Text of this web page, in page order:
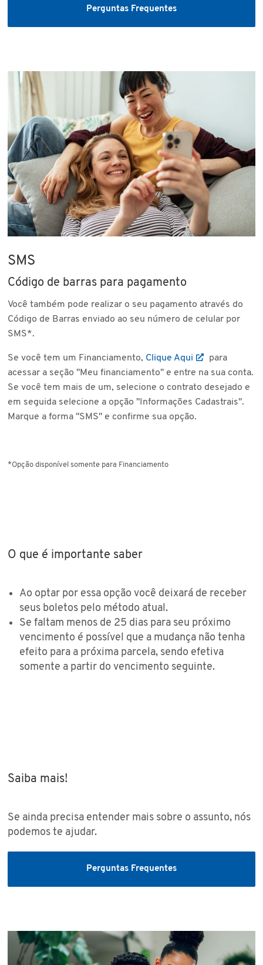
Perguntas Frequentes
SMS
Código de barras para pagamento
Você também pode realizar o seu pagamento através do
Código de Barras enviado ao seu número de celular por
SMS*.
Se você tem um Financiamento, Clique Aqui
para
acessar a seção "Meu financiamento" e entre na sua conta.
Se você tem mais de um, selecione o contrato desejado e
em seguida selecione a opção "Informações Cadastrais".
Marque a forma "SMS" e confirme sua opção.
*Opção disponível somente para Financiamento
O que é importante saber
Ao optar por essa opção você deixará de receber
seus boletos pelo método atual.
Se faltam menos de 25 dias para seu próximo
vencimento é possível que a mudança não tenha
efeito para a próxima parcela, sendo efetiva
somente a partir do vencimento seguinte.
Saiba mais!
Se ainda precisa entender mais sobre o assunto, nós
podemos te ajudar.
Perguntas Frequentes